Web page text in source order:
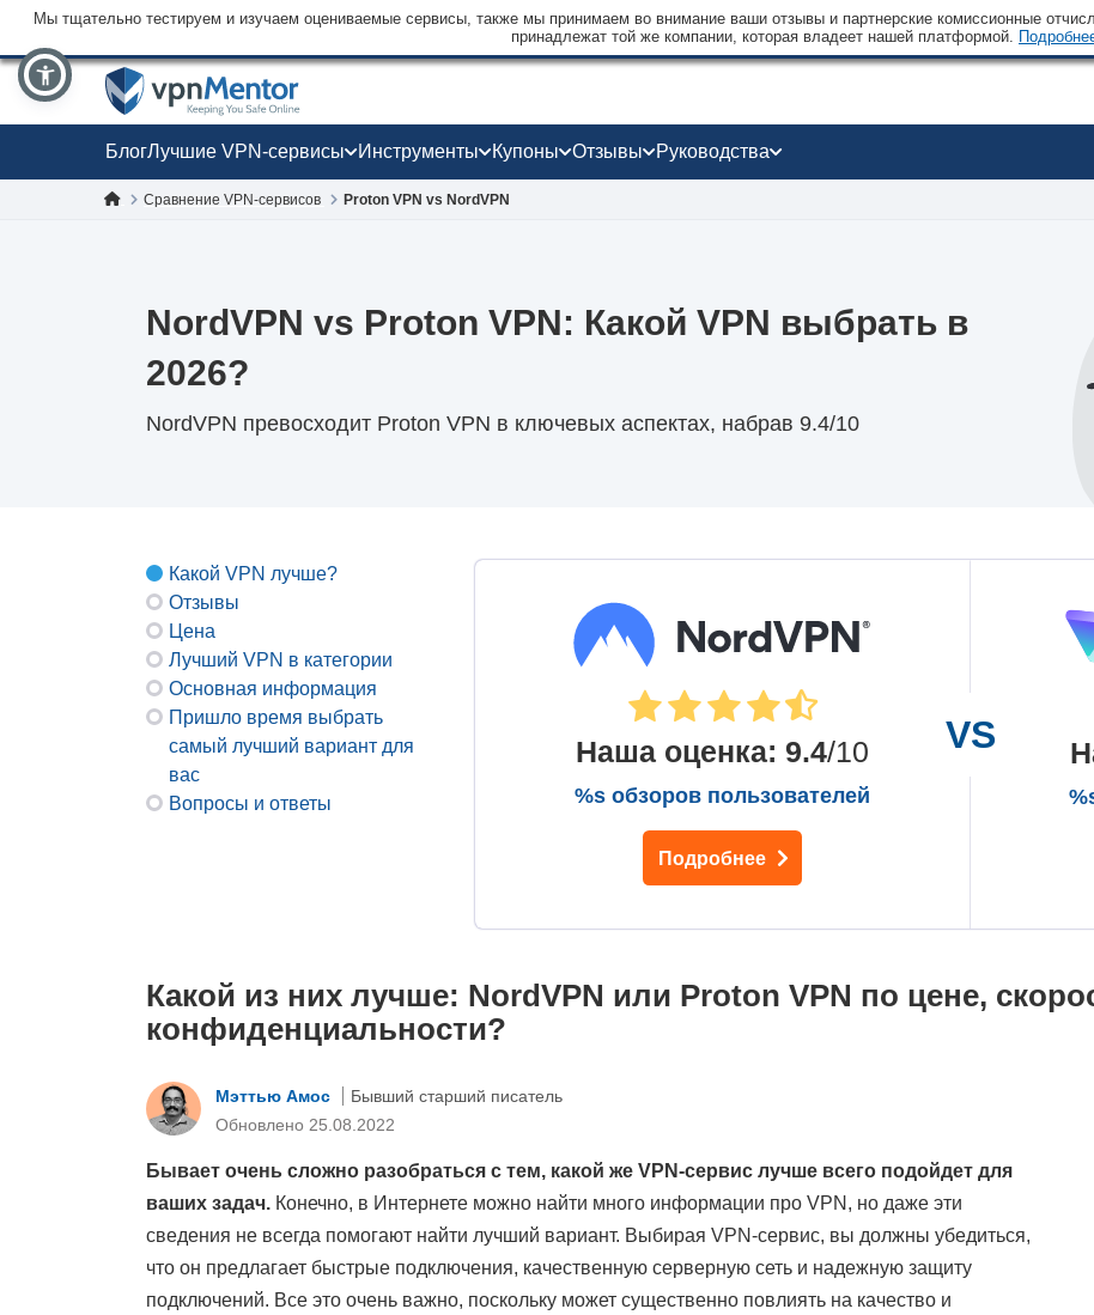
Мы тщательно тестируем и изучаем оцениваемые сервисы, также мы принимаем во внимание ваши отзывы и партнерские комиссионные
принадлежат той же компании, которая владеет нашей платформой.
БлогЛучшие VPN-сервисы Инструменты Купоны Отзывы Руководства
Сравнение VPN-сервисов Proton VPN vs NordVPN
NordVPN vs Proton VPN: Какой VPN выбрать в
2026?
NordVPN превосходит Proton VPN в ключевых аспектах, набрав 9.4/10
Какой VPN лучше?
Отзывы
Цена
Лучший VPN в категории
Основная информация
Пришло время выбрать
самый лучший вариант для
вас
Вопросы и ответы
Наша оценка: 9.4/10
%s обзоров пользователей
Подробнее
Какой из них лучше: NordVPN или Proton VPN по цене,
конфиденциальности?
Мэттью Амос
Бывший старший писатель
Обновлено 25.08.2022
Бывает очень сложно разобраться с тем, какой же VPN-сервис лучше всего подойдет для
ваших задач. Конечно, в Интернете можно найти много информации про VPN, но даже эти
сведения не всегда помогают найти лучший вариант. Выбирая VPN-сервис, вы должны убедиться,
что он предлагает быстрые подключения, качественную серверную сеть и надежную защиту
подключений. Все это очень важно, поскольку может существенно повлиять на качество и